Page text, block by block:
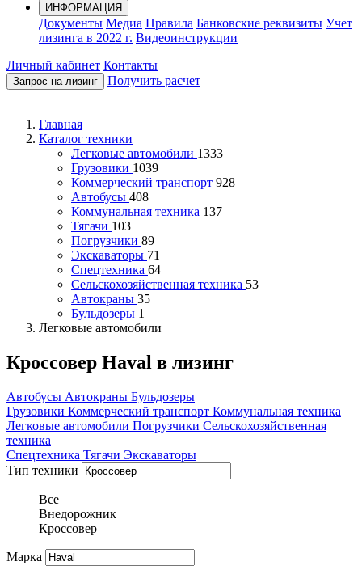
ИНФОРМАЦИЯ
Документы Медиа Правила Банковские реквизиты Учет
лизинга в 2022 г. Видеоинструкции
Личный кабинет Контакты
Запрос на лизинг Получить расчет
Главная
Каталог техники
Легковые автомобили 1333
Грузовики 1039
Коммерческий транспорт 928
Автобусы 408
Коммунальная техника 137
Тягачи 103
Погрузчики 89
Экскаваторы 71
Спецтехника 64
Сельскохозяйственная техника 53
Автокраны 35
Бульдозеры 1
Легковые автомобили
Кроссовер Haval в лизинг
Автобусы Автокраны Бульдозеры
Грузовики Коммерческий транспорт Коммунальная техника
Легковые автомобили Погрузчики Сельскохозяйственная
техника
Спецтехника Тягачи Экскаваторы
Тип техники
Все
Внедорожник
Кроссовер
Марка